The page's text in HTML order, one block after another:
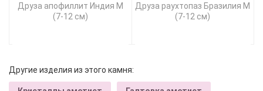
Друза апофиллит Индия M
(7-12 см)
Друза раухтопаз Бразилия M
(7-12 см)
Другие изделия из этого камня: